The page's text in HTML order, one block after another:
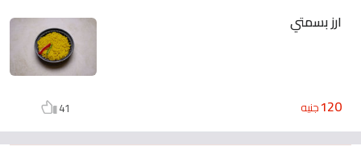
ارز بسمتي
120جنيه 41